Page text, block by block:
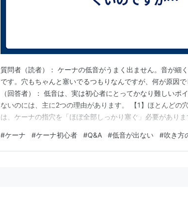
質問者（読者）： ケーナの低音がうまく出ません。音が細
です。穴もちゃんと塞いでるつもりなんですが、何が原因
（回答者）： 低音は、実は初心者にとってかなり難しいポ
ないのには、主に2つの理由があります。 【1】ほとんどの
は、ケーナの指穴を「ほぼ全部しっかり塞ぐ」必要があり
には指の動きが甘くなりやすく、無意識の“ふさぎ漏れ”が起
まずは、鏡を見ながら丁寧に「どの穴もピタッと塞げ…
#ケーナ #ケーナ初心者 #Q&A #低音が出ない #吹き方